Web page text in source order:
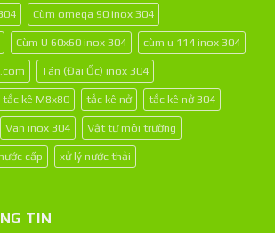
Cùm omega 90 inox 304
Cùm U 60x60 inox 304 cùm u 114 inox 304
Tán (Đai Ốc) inox 304
tắc kê M8x80 tắc kê nở tắc kê nở 304
Van inox 304 Vật tư môi trường
cấp xử lý nước thải
TIN